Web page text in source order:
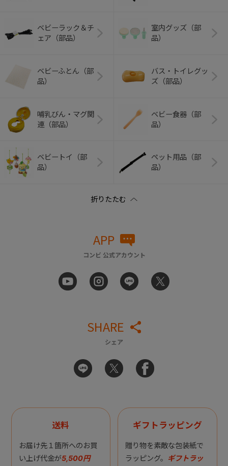
ベビーラック＆チ
ェア（部品）
室内グッズ（部
品）
ベビーふとん（部
品）
バス・トイレグッ
ズ（部品）
哺乳びん・マグ関
連（部品）
ベビー食器（部
品）
ベビートイ（部
品）
ペット用品（部
品）
APP
コンビ 公式アカウント
SHARE
シェア
送料
お届け先１箇所へのお買
い上げ代金が5,500円
ギフトラッピング
贈り物を素敵な包装紙で
ラッピング。 ギフトラッ